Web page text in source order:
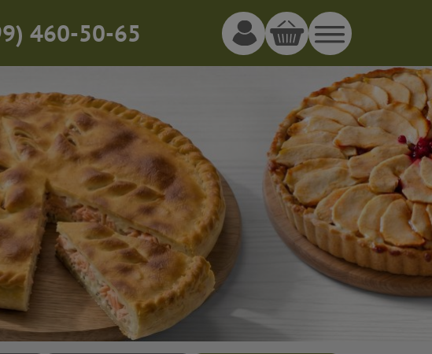
) 460-50-65